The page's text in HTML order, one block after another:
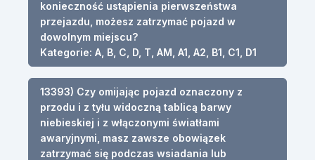
konieczność ustąpienia pierwszeństwa
przejazdu, możesz zatrzymać pojazd w
dowolnym miejscu?
Kategorie: A, B, C, D, T, AM, A1, A2, B1, C1, D1
13393) Czy omijając pojazd oznaczony z
przodu i z tyłu widoczną tablicą barwy
niebieskiej i z włączonymi światłami
awaryjnymi, masz zawsze obowiązek
zatrzymać się podczas wsiadania lub